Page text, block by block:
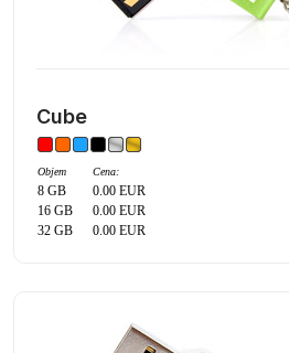
Cube
Objem Cena:
8 GB
0.00 EUR
16 GB
0.00 EUR
32 GB
0.00 EUR